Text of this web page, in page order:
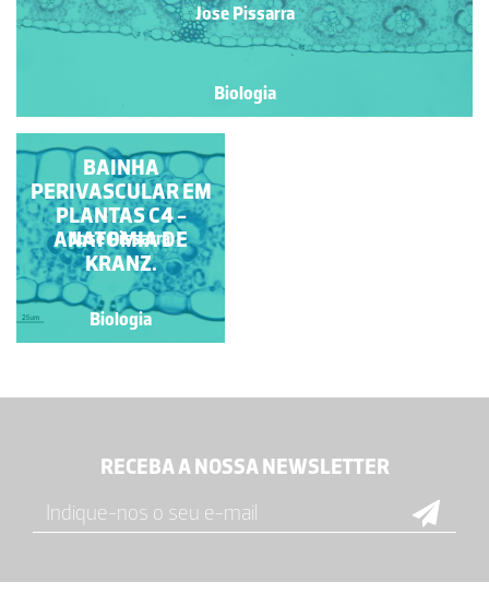
Jose Pissarra
Biologia
BAINHA
PERIVASCULAR EM
PLANTAS C4 -
ANATOMIA DE
KRANZ.
Jose Pissarra
Biologia
RECEBA A NOSSA NEWSLETTER